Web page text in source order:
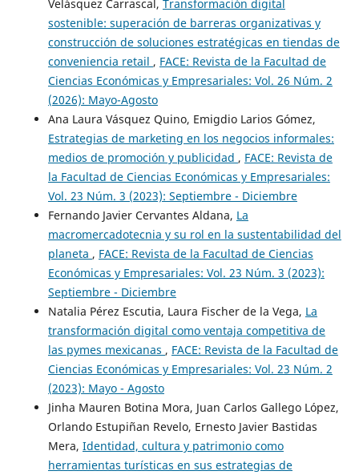
Velásquez Carrascal, Transformación digital
sostenible: superación de barreras organizativas y
construcción de soluciones estratégicas en tiendas de
conveniencia retail , FACE: Revista de la Facultad de
Ciencias Económicas y Empresariales: Vol. 26 Núm. 2
(2026): Mayo-Agosto
Ana Laura Vásquez Quino, Emigdio Larios Gómez,
Estrategias de marketing en los negocios informales:
medios de promoción y publicidad , FACE: Revista de
la Facultad de Ciencias Económicas y Empresariales:
Vol. 23 Núm. 3 (2023): Septiembre - Diciembre
Fernando Javier Cervantes Aldana, La
macromercadotecnia y su rol en la sustentabilidad del
planeta , FACE: Revista de la Facultad de Ciencias
Económicas y Empresariales: Vol. 23 Núm. 3 (2023):
Septiembre - Diciembre
Natalia Pérez Escutia, Laura Fischer de la Vega, La
transformación digital como ventaja competitiva de
las pymes mexicanas , FACE: Revista de la Facultad de
Ciencias Económicas y Empresariales: Vol. 23 Núm. 2
(2023): Mayo - Agosto
Jinha Mauren Botina Mora, Juan Carlos Gallego López,
Orlando Estupiñan Revelo, Ernesto Javier Bastidas
Mera, Identidad, cultura y patrimonio como
herramientas turísticas en sus estrategias de